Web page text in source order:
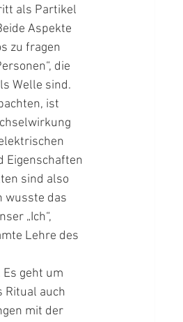
als Partikel
Aspekte
zu fragen
die
Welle sind.
ist
Eigenschaften
sind also
wusste das
„Ich“,
Lehre des
geht um
Ritual auch
mit der